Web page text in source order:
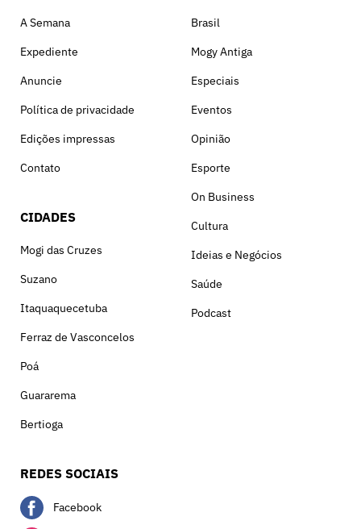
A Semana
Expediente
Anuncie
Política de privacidade
Edições impressas
Contato
CIDADES
Mogi das Cruzes
Suzano
Itaquaquecetuba
Ferraz de Vasconcelos
Poá
Guararema
Bertioga
Brasil
Mogy Antiga
Especiais
Eventos
Opinião
Esporte
On Business
Cultura
Ideias e Negócios
Saúde
Podcast
REDES SOCIAIS
Facebook